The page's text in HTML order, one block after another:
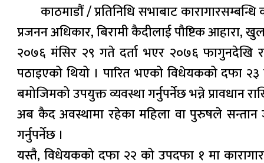
काठमाडौं / प्रतिनिधि सभाबाट
प्रजनन अधिकार, बिरामी कैदीलाई पौष्टिक आहारा,
२०७६ मंसिर २९ गते दर्ता भएर २०७६ फागुनदेखि
पठाइएको थियो । पारित भएको विधेयकको दफा
बमोजिमको उपयुक्त व्यवस्था गर्नुपर्नेछ भन्ने प्रावधान
अब कैद अवस्थामा रहेका महिला वा पुरुषले सन्तान
गर्नुपर्नेछ ।
यस्तै, विधेयकको दफा २२ को उपदफा १ मा